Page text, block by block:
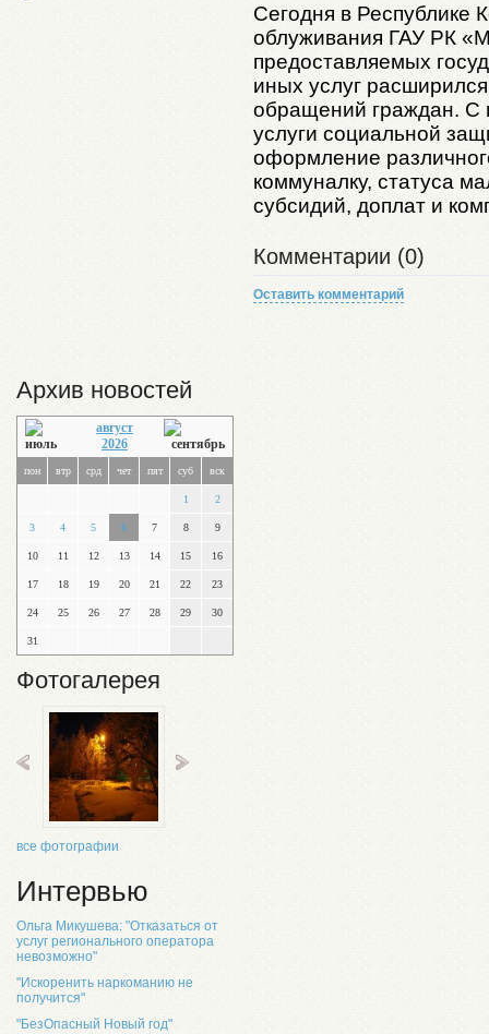
Архив новостей
август
2026
пон втр срд чет пят суб вск
1 2
3 4 5 6 7 8 9
10 11 12 13 14 15 16
17 18 19 20 21 22 23
24 25 26 27 28 29 30
31
Фотогалерея
все фотографии
Интервью
Ольга Микушева: "Отказаться от
услуг регионального оператора
невозможно"
"Искоренить наркоманию не
получится"
"БезОпасный Новый год"
Сегодня в Республике
облуживания ГАУ РК
предоставляемых
иных услуг
обращений граждан. С
услуги социальной
оформление
коммуналку, статуса
субсидий, доплат и
Комментарии (0)
Оставить комментарий